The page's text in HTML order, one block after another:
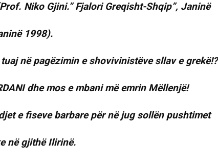
Niko Gjini.” Fjalori Greqisht-Shqip”, Janinë
1998).
në pagëzimin e shovivinistëve sllav e grekë!?
dhe mos e mbani më emrin Mëllenjë!
e fiseve barbare për në jug sollën pushtimet
në gjithë Ilirinë.